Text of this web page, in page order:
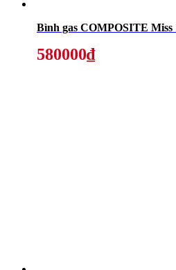
Bình gas
580000₫